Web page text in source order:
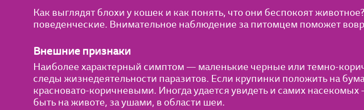
Как выглядят блохи у кошек и как понять, что они беспокоят
поведенческие. Внимательное наблюдение за питомцем поможет
Внешние признаки
Наиболее характерный симптом — маленькие черные или темно-
следы жизнедеятельности паразитов. Если крупинки положить на
красновато-коричневыми. Иногда удается увидеть и самих
быть на животе, за ушами, в области шеи.